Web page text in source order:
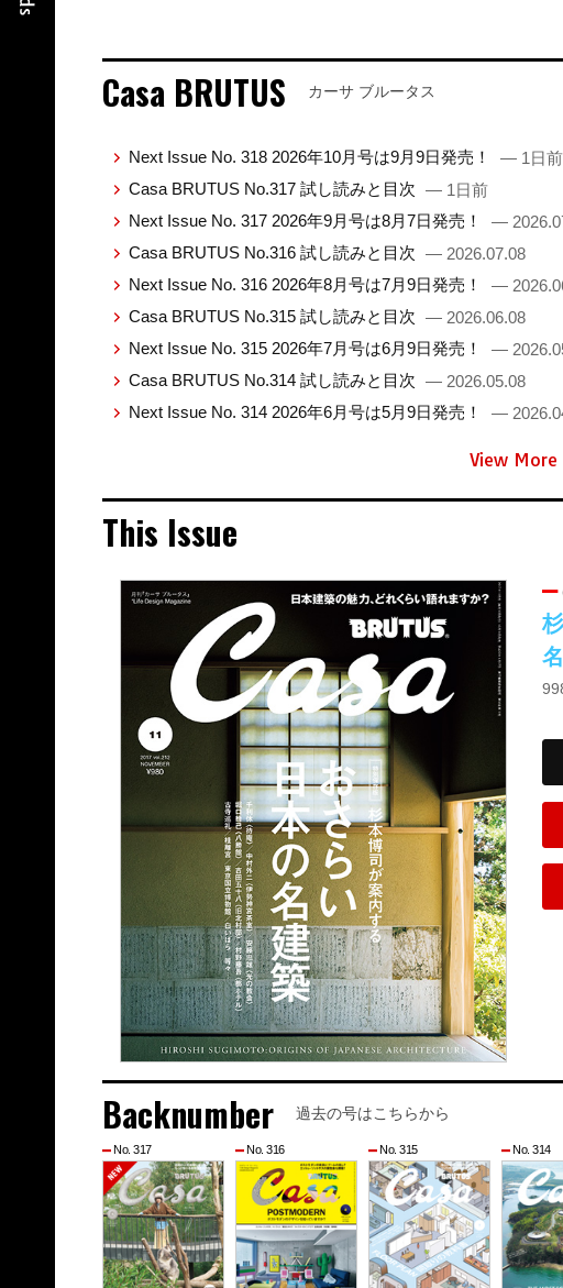
Casa BRUTUS カーサ ブルータス
Next Issue No. 318 2026年10月号は9月9日発売！
— 1日前
Casa BRUTUS No.317 試し読みと目次 — 1日前
Next Issue No. 317 2026年9月号は8月7日発売！
—
Casa BRUTUS No.316 試し読みと目次 — 2026.07.08
Next Issue No. 316 2026年8月号は7月9日発売！
—
Casa BRUTUS No.315 試し読みと目次 — 2026.06.08
Next Issue No. 315 2026年7月号は6月9日発売！
—
Casa BRUTUS No.314 試し読みと目次 — 2026.05.08
Next Issue No. 314 2026年6月号は5月9日発売！
—
View More
This Issue
Backnumber 過去の号はこちらから
No. 317 No. 316 No. 315 No. 314